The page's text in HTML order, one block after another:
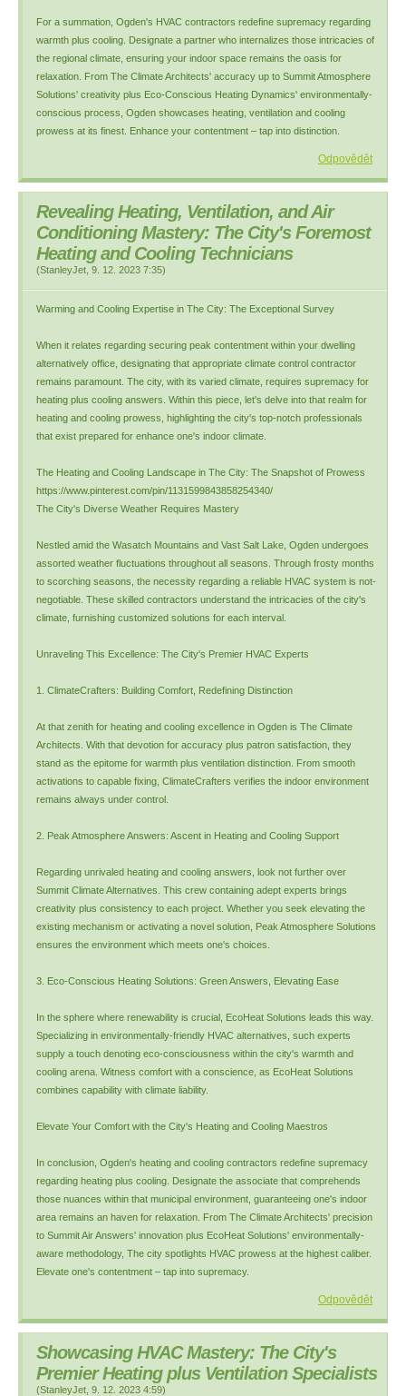
For a summation, Ogden's HVAC contractors redefine supremacy regarding
warmth plus cooling. Designate a partner who internalizes those intricacies of
the regional climate, ensuring your indoor space remains the oasis for
relaxation. From The Climate Architects' accuracy up to Summit Atmosphere
Solutions' creativity plus Eco-Conscious Heating Dynamics' environmentally-
conscious process, Ogden showcases heating, ventilation and cooling
prowess at its finest. Enhance your contentment – tap into distinction.
Odpovědět
Revealing Heating, Ventilation, and Air
Conditioning Mastery: The City's Foremost
Heating and Cooling Technicians
(StanleyJet 9. 12. 2023 7:35)
Warming and Cooling Expertise in The City: The Exceptional Survey
When it relates regarding securing peak contentment within your dwelling
alternatively office, designating that appropriate climate control contractor
remains paramount. The city, with its varied climate, requires supremacy for
heating plus cooling answers. Within this piece, let's delve into that realm for
heating and cooling prowess, highlighting the city's top-notch professionals
that exist prepared for enhance one's indoor climate.
The Heating and Cooling Landscape in The City: The Snapshot of Prowess
https://www.pinterest.com/pin/1131599843858254340/
The City's Diverse Weather Requires Mastery
Nestled amid the Wasatch Mountains and Vast Salt Lake, Ogden undergoes
assorted weather fluctuations throughout all seasons. Through frosty months
to scorching seasons, the necessity regarding a reliable HVAC system is not-
negotiable. These skilled contractors understand the intricacies of the city's
climate, furnishing customized solutions for each interval.
Unraveling This Excellence: The City's Premier HVAC Experts
1. ClimateCrafters: Building Comfort, Redefining Distinction
At that zenith for heating and cooling excellence in Ogden is The Climate
Architects. With that devotion for accuracy plus patron satisfaction, they
stand as the epitome for warmth plus ventilation distinction. From smooth
activations to capable fixing, ClimateCrafters verifies the indoor environment
remains always under control.
2. Peak Atmosphere Answers: Ascent in Heating and Cooling Support
Regarding unrivaled heating and cooling answers, look not further over
Summit Climate Alternatives. This crew containing adept experts brings
creativity plus consistency to each project. Whether you seek elevating the
existing mechanism or activating a novel solution, Peak Atmosphere Solutions
ensures the environment which meets one's choices.
3. Eco-Conscious Heating Solutions: Green Answers, Elevating Ease
In the sphere where renewability is crucial, EcoHeat Solutions leads this way.
Specializing in environmentally-friendly HVAC alternatives, such experts
supply a touch denoting eco-consciousness within the city's warmth and
cooling arena. Witness comfort with a conscience, as EcoHeat Solutions
combines capability with climate liability.
Elevate Your Comfort with the City's Heating and Cooling Maestros
In conclusion, Ogden's heating and cooling contractors redefine supremacy
regarding heating plus cooling. Designate the associate that comprehends
those nuances within that municipal environment, guaranteeing one's indoor
area remains an haven for relaxation. From The Climate Architects' precision
to Summit Air Answers' innovation plus EcoHeat Solutions' environmentally-
aware methodology, The city spotlights HVAC prowess at the highest caliber.
Elevate one's contentment – tap into supremacy.
Odpovědět
Showcasing HVAC Mastery: The City's
Premier Heating plus Ventilation Specialists
(StanleyJet 9. 12. 2023 4:59)